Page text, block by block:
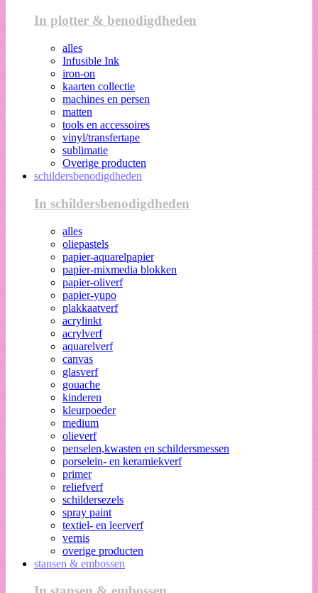
In plotter & benodigdheden
alles
Infusible Ink
iron-on
kaarten collectie
machines en persen
matten
tools en accessoires
vinyl/transfertape
sublimatie
Overige producten
schildersbenodigdheden
In schildersbenodigdheden
alles
oliepastels
papier-aquarelpapier
papier-mixmedia blokken
papier-oliverf
papier-yupo
plakkaatverf
acrylinkt
acrylverf
aquarelverf
canvas
glasverf
gouache
kinderen
kleurpoeder
medium
olieverf
penselen,kwasten en schildersmessen
porselein- en keramiekverf
primer
reliefverf
schildersezels
spray paint
textiel- en leerverf
vernis
overige producten
stansen & embossen